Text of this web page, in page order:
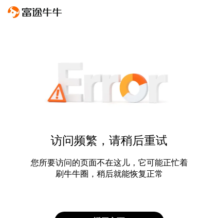
访问频繁，请稍后重试
您所要访问的页面不在这儿，它可能正忙着
刷牛牛圈，稍后就能恢复正常